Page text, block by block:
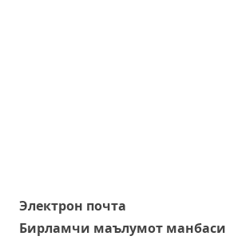
Электрон почта
Бирламчи маълумот манбаси